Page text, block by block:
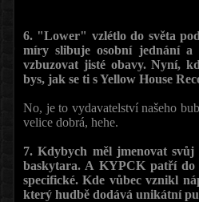
6. "Lower" vzlétlo do světa
míry slibuje osobní jednání
vzbuzovat jisté obavy. Nyní,
bys, jak se ti s Yellow House
No, je to vydavatelství našeho
velice dobrá, hehe.
7. Kdybych měl jmenovat
baskytara. A KYPCK patří do
specifické. Kde vůbec vznikl
který hudbě dodává unikátní